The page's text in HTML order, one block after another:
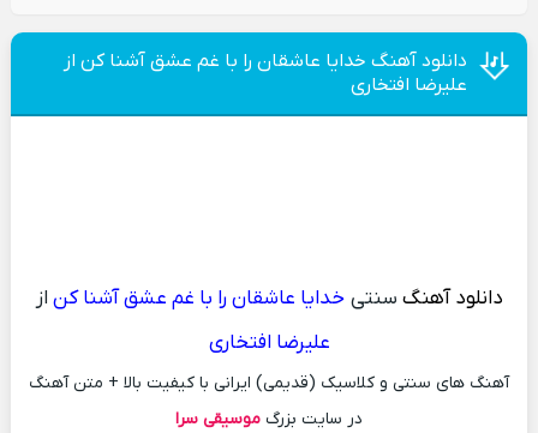
دانلود آهنگ خدایا عاشقان را با غم عشق آشنا کن از
علیرضا افتخاری
دانلود آهنگ سنتی خدایا عاشقان را با غم عشق آشنا کن از
علیرضا افتخاری
آهنگ های سنتی و کلاسیک (قدیمی) ایرانی با کیفیت بالا + متن آهنگ
در سایت بزرگ موسیقی سرا